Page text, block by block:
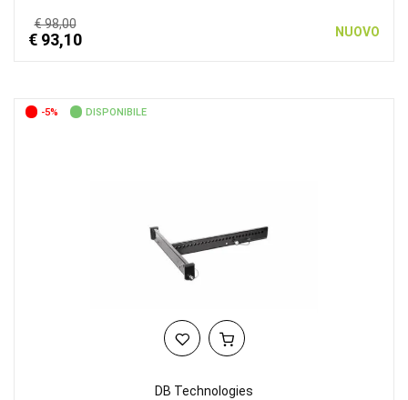
€ 98,00
€ 93,10 NUOVO
-5% DISPONIBILE
DB Technologies